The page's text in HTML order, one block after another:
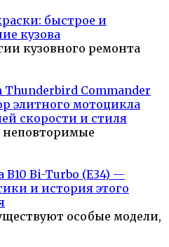
быстрое и
кузова
кузовного ремонта
Commander
элитного мотоцикла
скорости и стиля
неповторимые
Bi-Turbo (E34) —
и история этого
особые модели,